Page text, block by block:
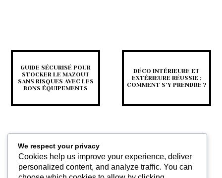
GUIDE SÉCURISÉ POUR
STOCKER LE MAZOUT
SANS RISQUES AVEC LES
BONS ÉQUIPEMENTS
DÉCO INTÉRIEURE ET
EXTÉRIEURE RÉUSSIE :
COMMENT S’Y PRENDRE ?
We respect your privacy
Cookies help us improve your experience, deliver
personalized content, and analyze traffic. You can